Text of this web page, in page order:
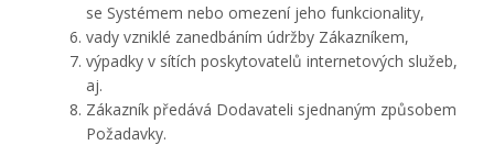
se Systémem nebo omezení jeho funkcionality,
vady vzniklé zanedbáním údržby Zákazníkem,
výpadky v sítích poskytovatelů internetových služeb,
aj.
Zákazník předává Dodavateli sjednaným způsobem
Požadavky.